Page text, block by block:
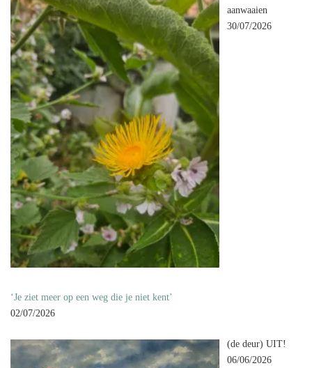
aanwaaien
30/07/2026
‘Je ziet meer op een weg die je niet kent’
02/07/2026
(de deur) UIT!
06/06/2026